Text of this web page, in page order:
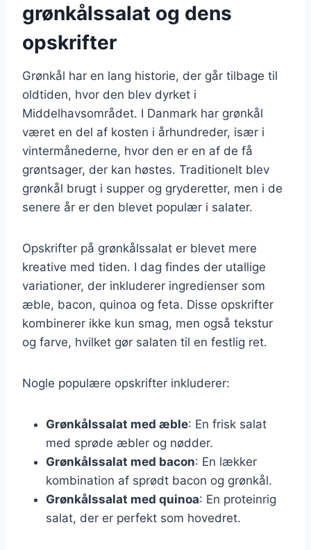
grønkålssalat og dens
opskrifter
Grønkål har en lang historie, der går tilbage til
oldtiden, hvor den blev dyrket i
Middelhavsområdet. I Danmark har grønkål
været en del af kosten i århundreder, især i
vintermånederne, hvor den er en af de få
grøntsager, der kan høstes. Traditionelt blev
grønkål brugt i supper og gryderetter, men i de
senere år er den blevet populær i salater.
Opskrifter på grønkålssalat er blevet mere
kreative med tiden. I dag findes der utallige
variationer, der inkluderer ingredienser som
æble, bacon, quinoa og feta. Disse opskrifter
kombinerer ikke kun smag, men også tekstur
og farve, hvilket gør salaten til en festlig ret.
Nogle populære opskrifter inkluderer:
Grønkålssalat med æble: En frisk salat
med sprøde æbler og nødder.
Grønkålssalat med bacon: En lækker
kombination af sprødt bacon og grønkål.
Grønkålssalat med quinoa: En proteinrig
salat, der er perfekt som hovedret.